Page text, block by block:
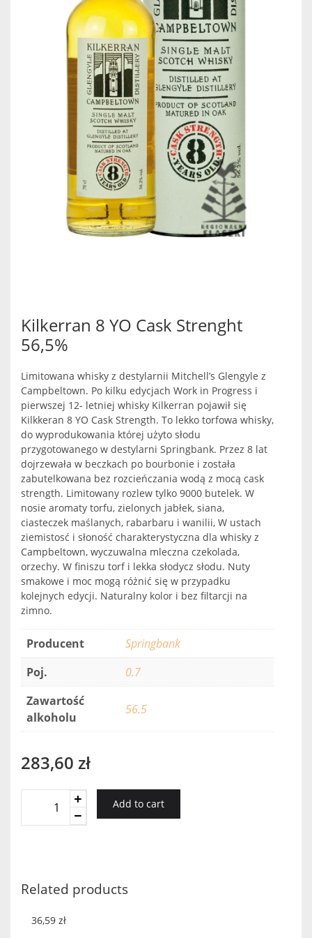
Kilkerran 8 YO Cask Strenght
56,5%
Limitowana whisky z destylarnii Mitchell’s Glengyle z
Campbeltown. Po kilku edycjach Work in Progress i
pierwszej 12- letniej whisky Kilkerran pojawił się
Kilkkeran 8 YO Cask Strength. To lekko torfowa whisky,
do wyprodukowania której użyto słodu
przygotowanego w destylarni Springbank. Przez 8 lat
dojrzewała w beczkach po bourbonie i została
zabutelkowana bez rozcieńczania wodą z mocą cask
strength. Limitowany rozlew tylko 9000 butelek. W
nosie aromaty torfu, zielonych jabłek, siana,
ciasteczek maślanych, rabarbaru i wanilii, W ustach
ziemistosć i słoność charakterystyczna dla whisky z
Campbeltown, wyczuwalna mleczna czekolada,
orzechy. W finiszu torf i lekka słodycz słodu. Nuty
smakowe i moc mogą różnić się w przypadku
kolejnych edycji. Naturalny kolor i bez filtarcji na
zimno.
Producent
Springbank
Poj.
0.7
Zawartość
alkoholu
56.5
283,60 zł
56,5%
quantity
Add to cart
Related products
36,59 zł